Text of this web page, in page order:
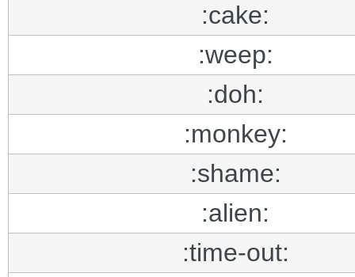
:cake:
:weep:
:doh:
:monkey:
:shame:
:alien:
:time-out: